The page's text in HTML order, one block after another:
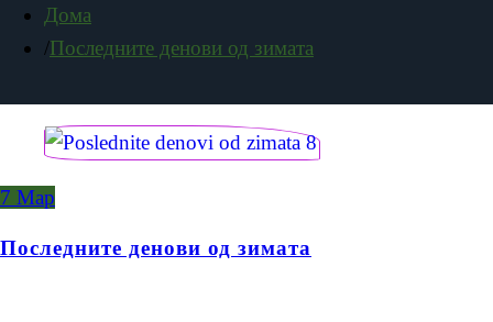
Дома
Последните денови од зимата
7 Мар
Последните денови од зимата